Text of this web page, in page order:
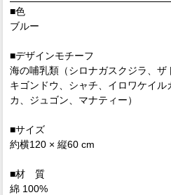
■色
ブルー
■デザインモチーフ
海の哺乳類（シロナガスクジラ、
キゴンドウ、シャチ、イロワケイ
カ、ジュゴン、マナティー）
■サイズ
約横120 × 縦60 cm
■材 質
綿 100%